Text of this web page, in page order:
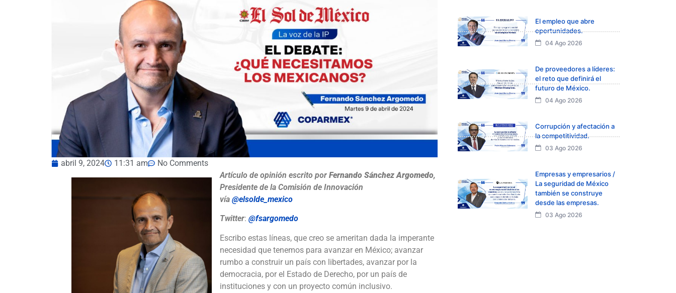
abril 9, 2024 11:31 am
No Comments
Artículo de opinión escrito por Fernando Sánchez Argomedo,
Presidente de la Comisión de Innovación
vía @elsolde_mexico
Twitter: @fsargomedo
Escribo estas líneas, que creo se ameritan dada la imperante
necesidad que tenemos para avanzar en México; avanzar
rumbo a construir un país con libertades, avanzar por la
democracia, por el Estado de Derecho, por un país de
instituciones y con un proyecto común inclusivo.
El empleo que abre
oportunidades.
04 Ago 2026
De proveedores a líderes:
el reto que definirá el
futuro de México.
04 Ago 2026
Corrupción y afectación a
la competitividad.
03 Ago 2026
Empresas y empresarios /
La seguridad de México
también se construye
desde las empresas.
03 Ago 2026